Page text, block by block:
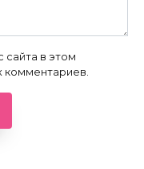
сайта в этом
комментариев.